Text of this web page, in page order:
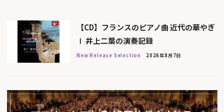
【CD】フランスのピアノ曲 近代の華やぎ
Ⅰ 井上二葉の演奏記録
New Release Selection 2026年8月7日